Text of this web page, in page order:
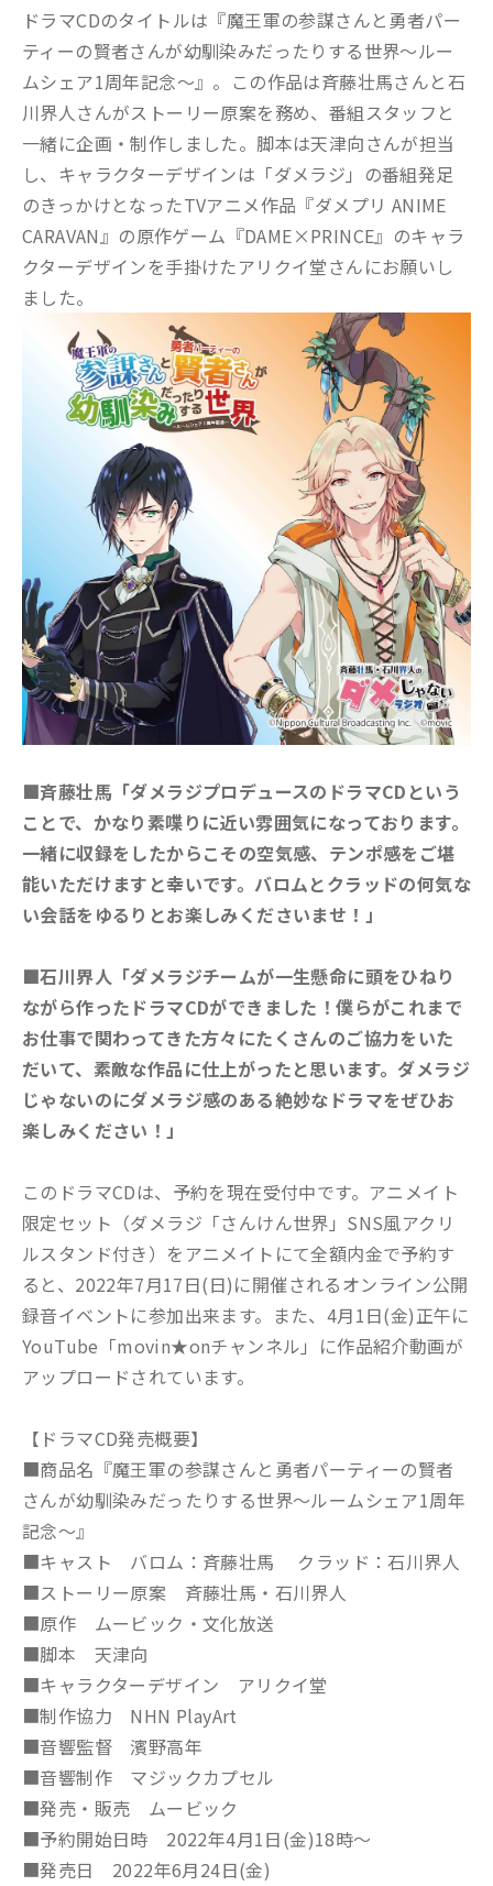
ドラマCDのタイトルは『魔王軍の参謀さんと勇者パー
ティーの賢者さんが幼馴染みだったりする世界〜ルー
ムシェア1周年記念〜』。この作品は斉藤壮馬さんと石
川界人さんがストーリー原案を務め、番組スタッフと
一緒に企画・制作しました。脚本は天津向さんが担当
し、キャラクターデザインは「ダメラジ」の番組発足
のきっかけとなったTVアニメ作品『ダメプリ ANIME
CARAVAN』の原作ゲーム『DAME×PRINCE』のキャラ
クターデザインを手掛けたアリクイ堂さんにお願いし
ました。
■斉藤壮馬「ダメラジプロデュースのドラマCDという
ことで、かなり素喋りに近い雰囲気になっております。
一緒に収録をしたからこその空気感、テンポ感をご堪
能いただけますと幸いです。バロムとクラッドの何気な
い会話をゆるりとお楽しみくださいませ！」
■石川界人「ダメラジチームが一生懸命に頭をひねり
ながら作ったドラマCDができました！僕らがこれまで
お仕事で関わってきた方々にたくさんのご協力をいた
だいて、素敵な作品に仕上がったと思います。ダメラジ
じゃないのにダメラジ感のある絶妙なドラマをぜひお
楽しみください！」
このドラマCDは、予約を現在受付中です。アニメイト
限定セット（ダメラジ「さんけん世界」SNS風アクリ
ルスタンド付き）をアニメイトにて全額内金で予約す
ると、2022年7月17日(日)に開催されるオンライン公開
録音イベントに参加出来ます。また、4月1日(金)正午に
YouTube「movin★onチャンネル」に作品紹介動画が
アップロードされています。
【ドラマCD発売概要】
■商品名『魔王軍の参謀さんと勇者パーティーの賢者
さんが幼馴染みだったりする世界〜ルームシェア1周年
記念〜』
■キャスト バロム：斉藤壮馬 クラッド：石川界人
■ストーリー原案 斉藤壮馬・石川界人
■原作 ムービック・文化放送
■脚本 天津向
■キャラクターデザイン アリクイ堂
■制作協力 NHN PlayArt
■音響監督 濱野高年
■音響制作 マジックカプセル
■発売・販売 ムービック
■予約開始日時 2022年4月1日(金)18時～
■発売日 2022年6月24日(金)